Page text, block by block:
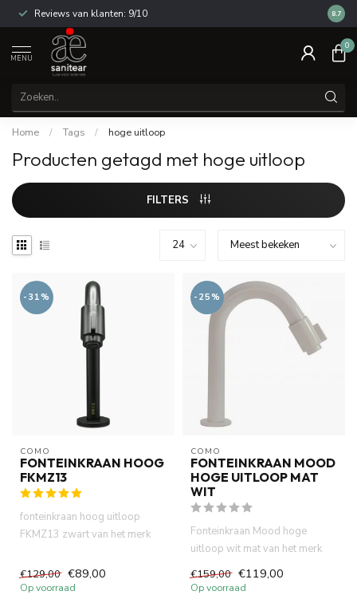
Reviews van klanten: 9/10 14
8.7
MENU
0
Home / Tags / hoge uitloop
Producten getagd met hoge uitloop
FILTERS
-31%
COMO
FONTEINKRAAN HOOG
FKMZ13
fonteinkraan hoog uitloop
FKMZ13 zwart van het merk
messing m...
€129,00 €89,00
Op voorraad
-25%
COMO
FONTEINKRAAN MOOD
HOGE UITLOOP MAT
WIT
Fonteinkraan Mood hoge
uitloop wit mat van het merk
Como .Hoogwaardige
messing m...
€159,00 €119,00
Op voorraad